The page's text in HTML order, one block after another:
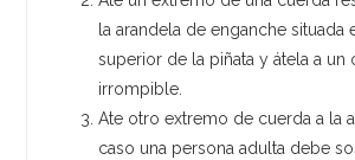
la arandela de enganche situada
superior de la piñata y átela a un
irrompible.
Ate otro extremo de cuerda a la
caso una persona adulta debe